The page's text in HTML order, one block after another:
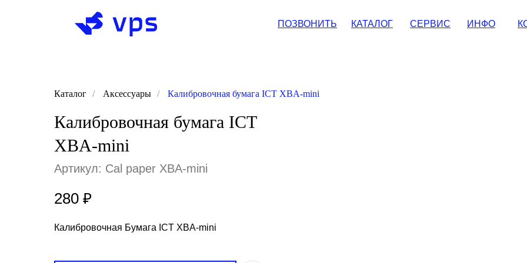
КАТАЛОГ СЕРВИС ИНФО
ПОЗВОНИТЬ
Каталог / Аксессуары / Калибровочная бумага ICT XBA-mini
Калибровочная бумага ICT
XBA-mini
Артикул: Cal paper XBA-mini
280 ₽
Калибровочная Бумага ICT XBA-mini